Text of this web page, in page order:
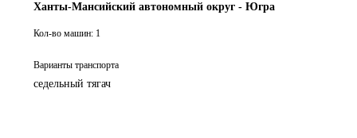
Ханты-Мансийский автономный округ - Югра
Кол-во машин: 1
Варианты транспорта
седельный тягач